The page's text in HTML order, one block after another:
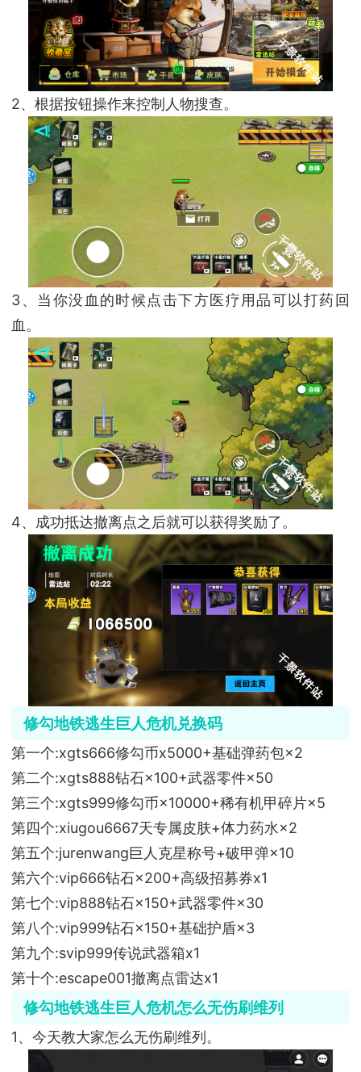
2、根据按钮操作来控制人物搜查。
3、当你没血的时候点击下方医疗用品可以打药回
血。
4、成功抵达撤离点之后就可以获得奖励了。
修勾地铁逃生巨人危机兑换码
第一个:xgts666修勾币x5000+基础弹药包×2
第二个:xgts888钻石×100+武器零件×50
第三个:xgts999修勾币×10000+稀有机甲碎片×5
第四个:xiugou6667天专属皮肤+体力药水×2
第五个:jurenwang巨人克星称号+破甲弹×10
第六个:vip666钻石×200+高级招募券x1
第七个:vip888钻石×150+武器零件×30
第八个:vip999钻石×150+基础护盾×3
第九个:svip999传说武器箱x1
第十个:escape001撤离点雷达x1
修勾地铁逃生巨人危机怎么无伤刷维列
1、今天教大家怎么无伤刷维列。